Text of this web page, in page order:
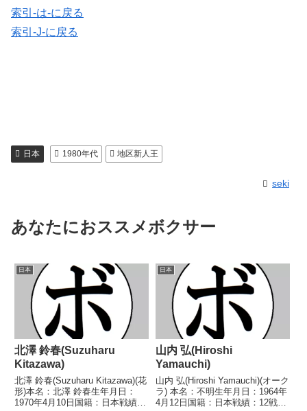
索引-は-に戻る
索引-J-に戻る
日本 1980年代 地区新人王
seki
あなたにおススメボクサー
日本
北澤 鈴春(Suzuharu
Kitazawa)
北澤 鈴春(Suzuharu Kitazawa)(花
形)本名：北澤 鈴春生年月日：
1970年4月10日国籍：日本戦績：
日本
山内 弘(Hiroshi
Yamauchi)
山内 弘(Hiroshi Yamauchi)(オーク
ラ) 本名：不明生年月日：1964年
4月12日国籍：日本戦績：12戦8